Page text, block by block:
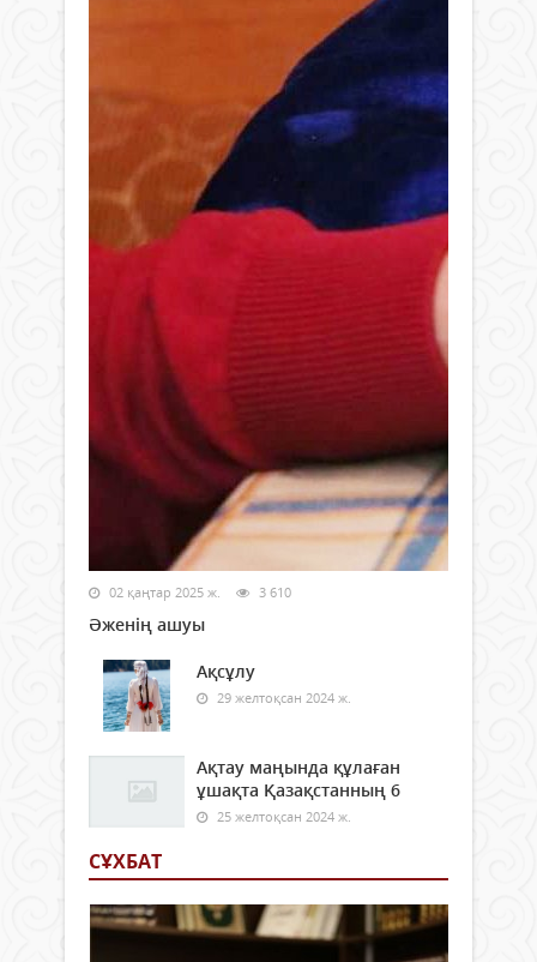
02 қаңтар 2025 ж. 3 610
Әженің ашуы
Ақсұлу
29 желтоқсан 2024 ж.
Ақтау маңында құлаған
ұшақта Қазақстанның 6
25 желтоқсан 2024 ж.
СҰХБАТ